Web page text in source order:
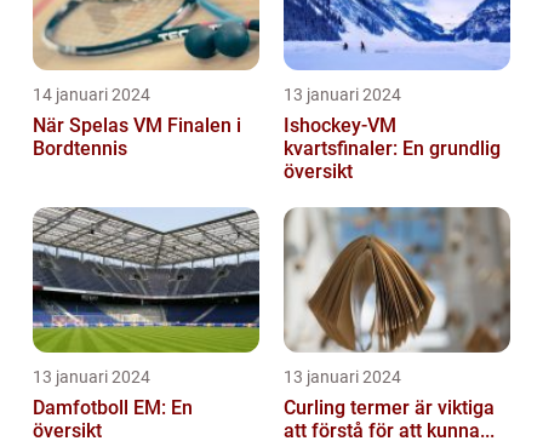
14 januari 2024
När Spelas VM Finalen i
Bordtennis
13 januari 2024
Ishockey-VM
kvartsfinaler: En grundlig
översikt
13 januari 2024
Damfotboll EM: En
översikt
13 januari 2024
Curling termer är viktiga
att förstå för att kunna...